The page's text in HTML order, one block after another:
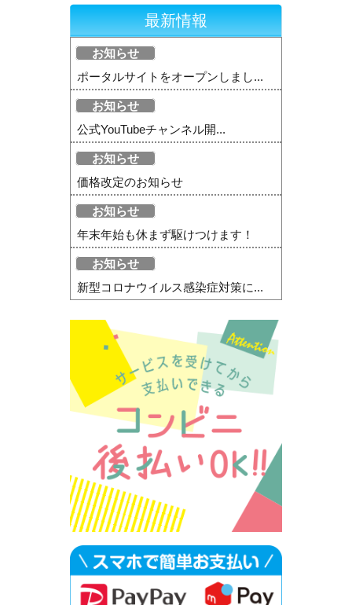
最新情報
お知らせ
ポータルサイトをオープンしまし...
お知らせ
公式YouTubeチャンネル開...
お知らせ
価格改定のお知らせ
お知らせ
年末年始も休まず駆けつけます！
お知らせ
新型コロナウイルス感染症対策に...